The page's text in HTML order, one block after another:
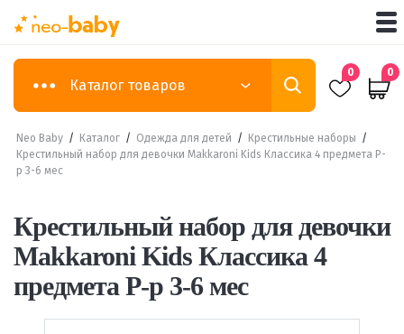
Каталог товаров
0 0
Neo Baby / Каталог / Одежда для детей / Крестильные наборы /
Крестильный набор для девочки Makkaroni Kids Классика 4 предмета Р-
р 3-6 мес
Крестильный набор для девочки
Makkaroni Kids Классика 4
предмета Р-р 3-6 мес